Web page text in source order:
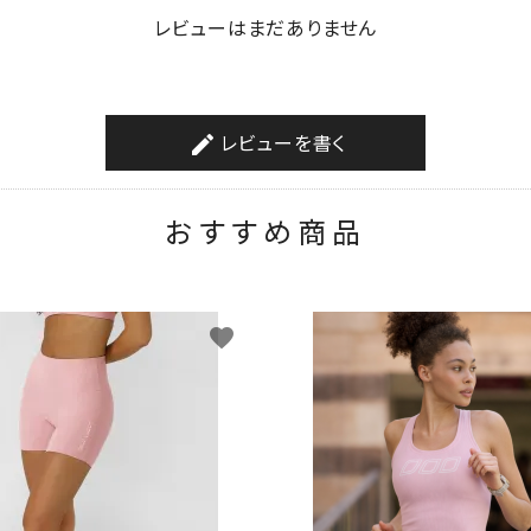
レビューはまだありません
create レビューを書く
おすすめ商品
favorite